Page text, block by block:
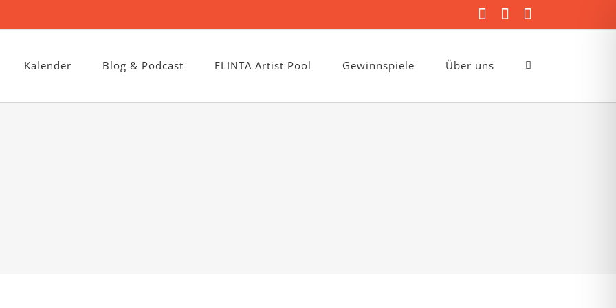
FacebookInstagram
Mail
Kalender Blog & Podcast FLINTA Artist Pool Gewinnspiele Über uns